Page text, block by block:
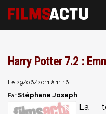
Harry Potter 7.2 :
Le 29/06/2011 à 11:16
ParStéphane Joseph
La